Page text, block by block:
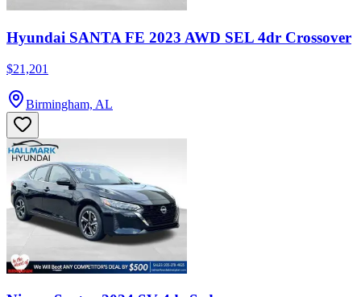
Hyundai SANTA FE 2023 AWD SEL 4dr Crossover
$21,201
Birmingham, AL